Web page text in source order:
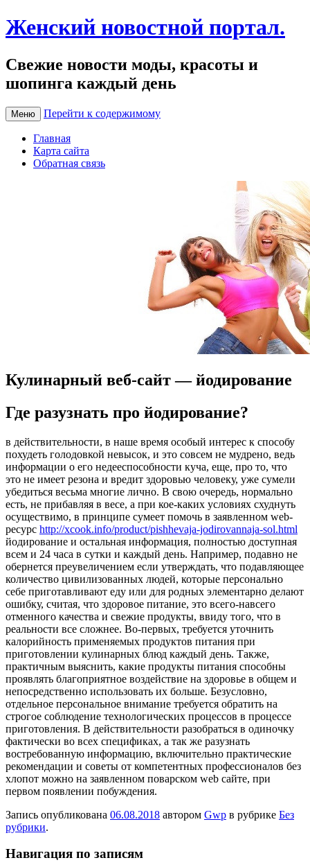
Женский новостной портал.
Свежие новости моды, красоты и
шопинга каждый день
Меню Перейти к содержимому
Главная
Карта сайта
Обратная связь
Кулинарный веб-сайт — йодирование
Гдe рaзузнaть про йодирование?
в действительности, в наше время особый интерес к способу
похудеть голодовкой невысок, и это совсем не мудрено, ведь
информации о его недееспособности куча, еще, про то, что
это не имеет резона и вредит здоровью человеку, уже сумели
убедиться весьма многие лично. В свою очередь, нормально
есть, не прибавляя в весе, а при кое-каких условиях схуднуть
осуществимо, в принципе сумеет помочь в заявленном web-
ресурс http://xcook.info/product/pishhevaja-jodirovannaja-sol.html
йодирование и остальная информация, полностью доступная
всем и 24 часа в сутки и каждый день. Например, подавно не
обернется преувеличением если утверждать, что подавляющее
количество цивилизованных людей, которые персонально
себе приготавливают еду или для родных элементарно делают
ошибку, считая, что здоровое питание, это всего-навсего
отменного качества и свежие продукты, ввиду того, что в
реальности все сложнее. Во-первых, требуется уточнить
калорийность применяемых продуктов питания при
приготовлении кулинарных блюд каждый день. Также,
практичным выяснить, какие продукты питания способны
проявлять благоприятное воздействие на здоровье в общем и
непосредственно использовать их больше. Безусловно,
отдельное персональное внимание требуется обратить на
строгое соблюдение технологических процессов в процессе
приготовления. В действительности разобраться в одиночку
фактически во всех спецификах, а так же разузнать
востребованную информацию, включительно практические
рекомендации и советы от компетентных профессионалов без
хлопот можно на заявленном поварском web сайте, при
первом появлении побуждения.
Запись опубликована 06.08.2018 автором Gwp в рубрике Без
рубрики.
Навигация по записям